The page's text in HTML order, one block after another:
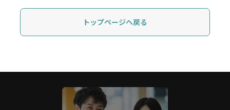
トップページへ戻る